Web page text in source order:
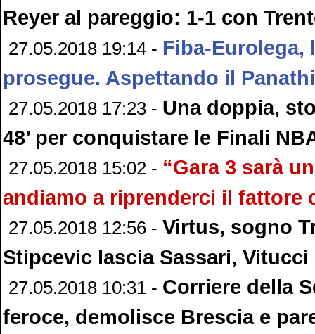
Reyer al pareggio: 1-1 con
27.05.2018 19:14 - Fiba-Eurolega,
prosegue. Aspettando il
27.05.2018 17:23 - Una doppia,
48’ per conquistare le Finali
27.05.2018 15:02 - “Gara 3 sarà
andiamo a riprenderci il fattore
27.05.2018 12:56 - Virtus, sogno
Stipcevic lascia Sassari, Vitucci
27.05.2018 10:31 - Corriere della
feroce, demolisce Brescia e